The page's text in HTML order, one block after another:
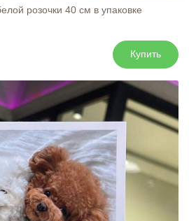
розочки 40 см в упаковке
Купить